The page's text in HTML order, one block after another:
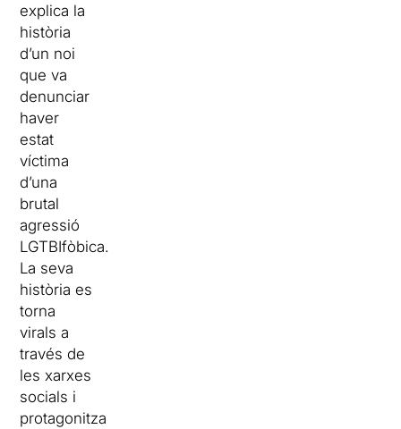
explica la
història
d’un noi
que va
denunciar
haver
estat
víctima
d’una
brutal
agressió
LGTBIfòbica.
La seva
història es
torna
virals a
través de
les xarxes
socials i
protagonitza